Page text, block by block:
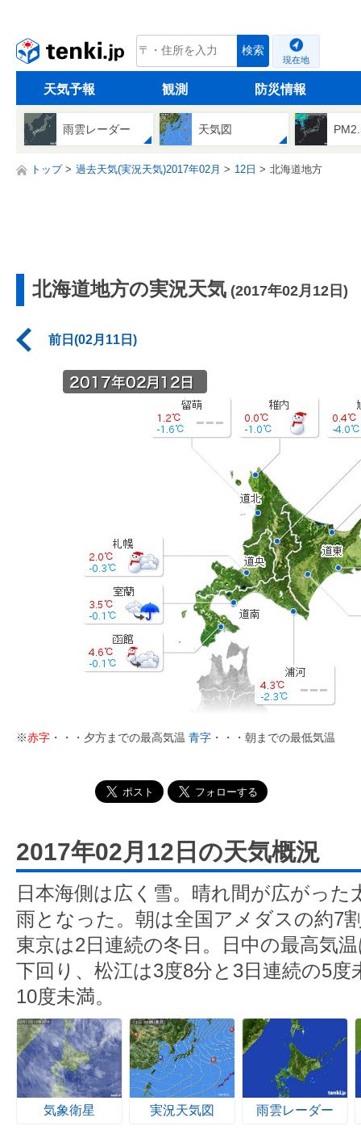
tenki.jp 検索
現在地
天気予報 観測 防災情報
雨雲レーダー 天気図
トップ 過去天気(実況天気)2017年02月 12日 北海道地方
北海道地方の実況天気 (2017年02月12日)
前日(02月11日)
※赤字 ・・・夕方までの最高気温 青字 ・・・朝までの最低気温
2017年02月12日の天気概況
日本海側は広く雪。晴れ間が広がった
雨となった。朝は全国アメダスの約7
東京は2日連続の冬日。日中の最高気
下回り、松江は3度8分と3日連続の5度
10度未満。
気象衛星 実況天気図 雨雲レーダー